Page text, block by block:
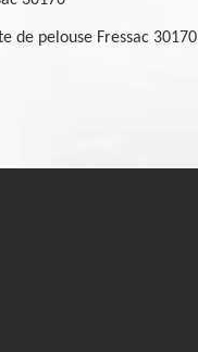
de pelouse Fressac 30170